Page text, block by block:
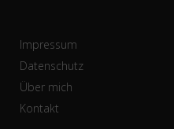
Impressum
Datenschutz
Über mich
Kontakt